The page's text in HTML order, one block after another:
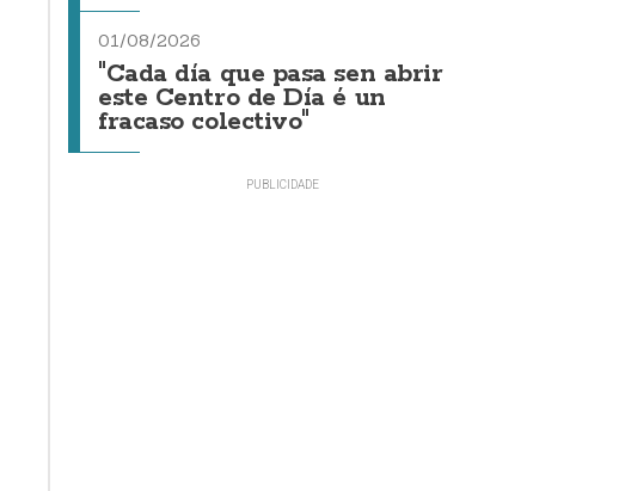
01/08/2026
"Cada día que pasa sen abrir
este Centro de Día é un
fracaso colectivo"